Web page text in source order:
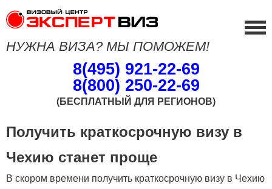
НУЖНА ВИЗА? МЫ ПОМОЖЕМ!
8(495) 921-22-69
8(800) 250-22-69
(БЕСПЛАТНЫЙ ДЛЯ РЕГИОНОВ)
Получить краткосрочную визу в
Чехию станет проще
В скором времени получить краткосрочную визу в Чехию